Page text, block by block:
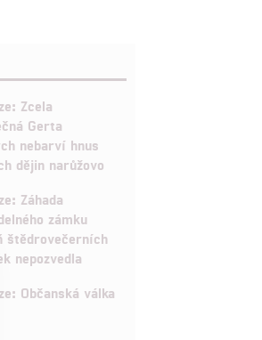
Zcela
Gerta
nebarví hnus
dějin narůžovo
Záhada
zámku
štědrovečerních
nepozvedla
Občanská válka